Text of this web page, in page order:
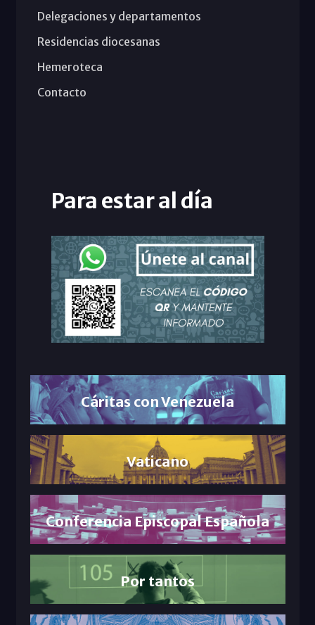
Delegaciones y departamentos
Residencias diocesanas
Hemeroteca
Contacto
Para estar al día
Cáritas con Venezuela
Vaticano
Conferencia Episcopal Española
Por tantos